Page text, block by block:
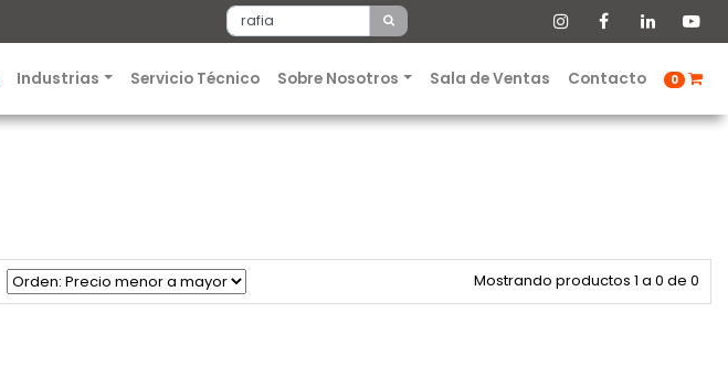
Industrias Servicio Técnico Sobre Nosotros Sala de Ventas Contacto 0
Mostrando productos 1 a 0 de 0